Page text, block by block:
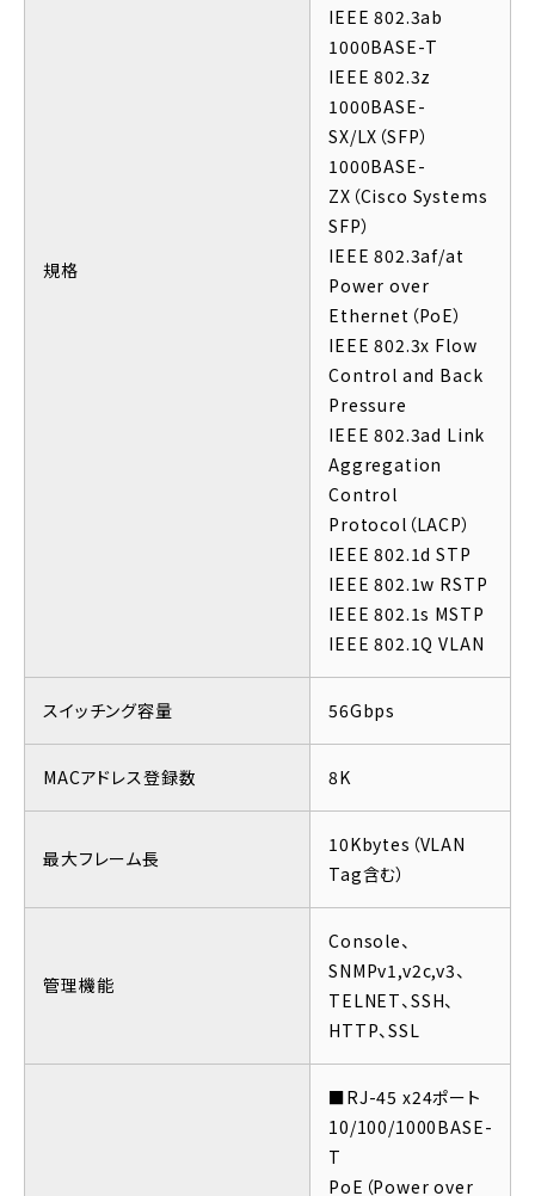
規格
IEEE 802.3ab
1000BASE-T
IEEE 802.3z
1000BASE-
SX/LX（SFP）
1000BASE-
ZX（Cisco Systems
SFP）
IEEE 802.3af/at
Power over
Ethernet（PoE）
IEEE 802.3x Flow
Control and Back
Pressure
IEEE 802.3ad Link
Aggregation
Control
Protocol（LACP）
IEEE 802.1d STP
IEEE 802.1w RSTP
IEEE 802.1s MSTP
IEEE 802.1Q VLAN
スイッチング容量 56Gbps
MACアドレス登録数 8K
最大フレーム長
10Kbytes（VLAN
Tag含む）
管理機能
Console、
SNMPv1,v2c,v3、
TELNET、SSH、
HTTP、SSL
■RJ-45 x24ポート
10/100/1000BASE-
T
PoE（Power over